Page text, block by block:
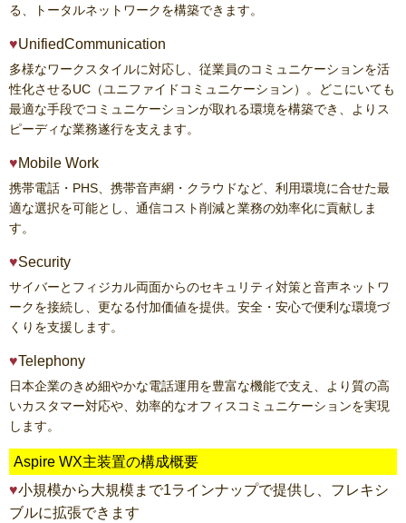
る、トータルネットワークを構築できます。
UnifiedCommunication
多様なワークスタイルに対応し、従業員のコミュニケーションを活
性化させるUC（ユニファイドコミュニケーション）。どこにいても
最適な手段でコミュニケーションが取れる環境を構築でき、よりス
ピーディな業務遂行を支えます。
Mobile Work
携帯電話・PHS、携帯音声網・クラウドなど、利用環境に合せた最
適な選択を可能とし、通信コスト削減と業務の効率化に貢献しま
す。
Security
サイバーとフィジカル両面からのセキュリティ対策と音声ネットワ
ークを接続し、更なる付加価値を提供。安全・安心で便利な環境づ
くりを支援します。
Telephony
日本企業のきめ細やかな電話運用を豊富な機能で支え、より質の高
いカスタマー対応や、効率的なオフィスコミュニケーションを実現
します。
Aspire WX主装置の構成概要
小規模から大規模まで1ラインナップで提供し、フレキシ
ブルに拡張できます